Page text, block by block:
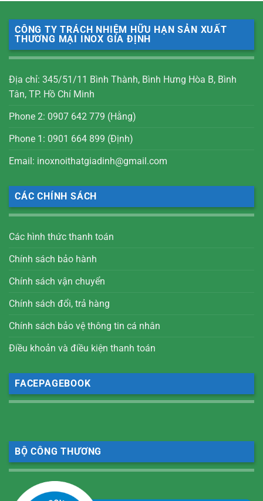
CÔNG TY TRÁCH NHIỆM HỮU HẠN SẢN XUẤT
THƯƠNG MẠI INOX GIA ĐỊNH
Địa chỉ: 345/51/11 Bình Thành, Bình Hưng Hòa B, Bình
Tân, TP. Hồ Chí Minh
Phone 2: 0907 642 779 (Hằng)
Phone 1: 0901 664 899 (Định)
Email: inoxnoithatgiadinh@gmail.com
CÁC CHÍNH SÁCH
Các hình thức thanh toán
Chính sách bảo hành
Chính sách vận chuyển
Chính sách đổi, trả hàng
Chính sách bảo vệ thông tin cá nhân
Điều khoản và điều kiện thanh toán
FACEPAGEBOOK
BỘ CÔNG THƯƠNG